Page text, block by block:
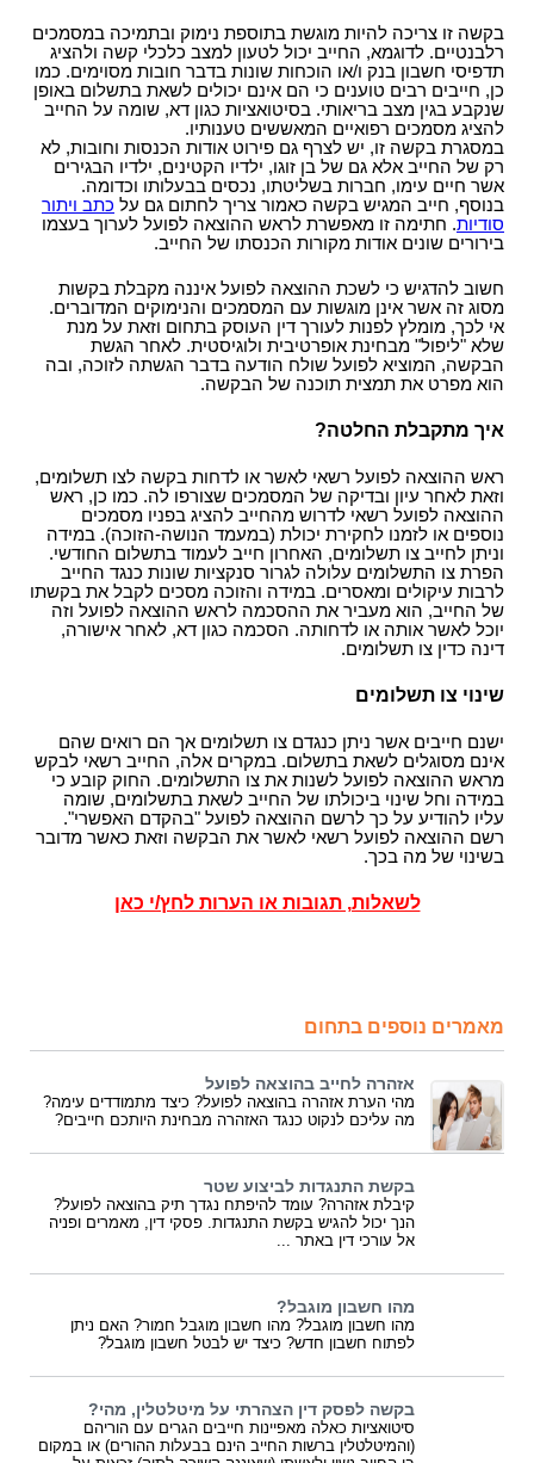
בקשה זו צריכה להיות מוגשת בתוספת נימוק ובתמיכה במסמכים
רלבנטיים. לדוגמא, החייב יכול לטעון למצב כלכלי קשה ולהציג
תדפיסי חשבון בנק ו/או הוכחות שונות בדבר חובות מסוימים. כמו
כן, חייבים רבים טוענים כי הם אינם יכולים לשאת בתשלום באופן
שנקבע בגין מצב בריאותי. בסיטואציות כגון דא, שומה על החייב
להציג מסמכים רפואיים המאששים טענותיו.
במסגרת בקשה זו, יש לצרף גם פירוט אודות הכנסות וחובות, לא
רק של החייב אלא גם של בן זוגו, ילדיו הקטינים, ילדיו הבגירים
אשר חיים עימו, חברות בשליטתו, נכסים בבעלותו וכדומה.
בנוסף, חייב המגיש בקשה כאמור צריך לחתום גם על כתב ויתור
סודיות. חתימה זו מאפשרת לראש ההוצאה לפועל לערוך בעצמו
בירורים שונים אודות מקורות הכנסתו של החייב.
חשוב להדגיש כי לשכת ההוצאה לפועל איננה מקבלת בקשות
מסוג זה אשר אינן מוגשות עם המסמכים והנימוקים המדוברים.
אי לכך, מומלץ לפנות לעורך דין העוסק בתחום וזאת על מנת
שלא "ליפול" מבחינת אופרטיבית ולוגיסטית. לאחר הגשת
הבקשה, המוציא לפועל שולח הודעה בדבר הגשתה לזוכה, ובה
הוא מפרט את תמצית תוכנה של הבקשה.
איך מתקבלת החלטה?
ראש ההוצאה לפועל רשאי לאשר או לדחות בקשה לצו תשלומים,
וזאת לאחר עיון ובדיקה של המסמכים שצורפו לה. כמו כן, ראש
ההוצאה לפועל רשאי לדרוש מהחייב להציג בפניו מסמכים
נוספים או לזמנו לחקירת יכולת (במעמד הנושה-הזוכה). במידה
וניתן לחייב צו תשלומים, האחרון חייב לעמוד בתשלום החודשי.
הפרת צו התשלומים עלולה לגרור סנקציות שונות כנגד החייב
לרבות עיקולים ומאסרים. במידה והזוכה מסכים לקבל את בקשתו
של החייב, הוא מעביר את ההסכמה לראש ההוצאה לפועל וזה
יוכל לאשר אותה או לדחותה. הסכמה כגון דא, לאחר אישורה,
דינה כדין צו תשלומים.
שינוי צו תשלומים
ישנם חייבים אשר ניתן כנגדם צו תשלומים אך הם רואים שהם
אינם מסוגלים לשאת בתשלום. במקרים אלה, החייב רשאי לבקש
מראש ההוצאה לפועל לשנות את צו התשלומים. החוק קובע כי
במידה וחל שינוי ביכולתו של החייב לשאת בתשלומים, שומה
עליו להודיע על כך לרשם ההוצאה לפועל "בהקדם האפשרי".
רשם ההוצאה לפועל רשאי לאשר את הבקשה וזאת כאשר מדובר
בשינוי של מה בכך.
לשאלות, תגובות או הערות לחץ/י כאן
מאמרים נוספים בתחום
אזהרה לחייב בהוצאה לפועל
מהי הערת אזהרה בהוצאה לפועל? כיצד מתמודדים עימה?
מה עליכם לנקוט כנגד האזהרה מבחינת היותכם חייבים?
בקשת התנגדות לביצוע שטר
קיבלת אזהרה? עומד להיפתח נגדך תיק בהוצאה לפועל?
הנך יכול להגיש בקשת התנגדות. פסקי דין, מאמרים ופניה
אל עורכי דין באתר ...
מהו חשבון מוגבל?
מהו חשבון מוגבל? מהו חשבון מוגבל חמור? האם ניתן
לפתוח חשבון חדש? כיצד יש לבטל חשבון מוגבל?
בקשה לפסק דין הצהרתי על מיטלטלין, מהי?
סיטואציות כאלה מאפיינות חייבים הגרים עם הוריהם
(והמיטלטלין ברשות החייב הינם בבעלות ההורים) או במקום